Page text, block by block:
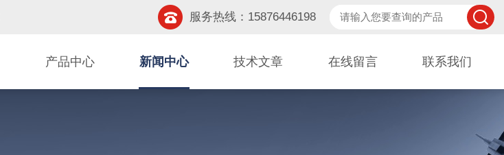
服务热线：15876446198
产品中心 新闻中心 技术文章 在线留言 联系我们